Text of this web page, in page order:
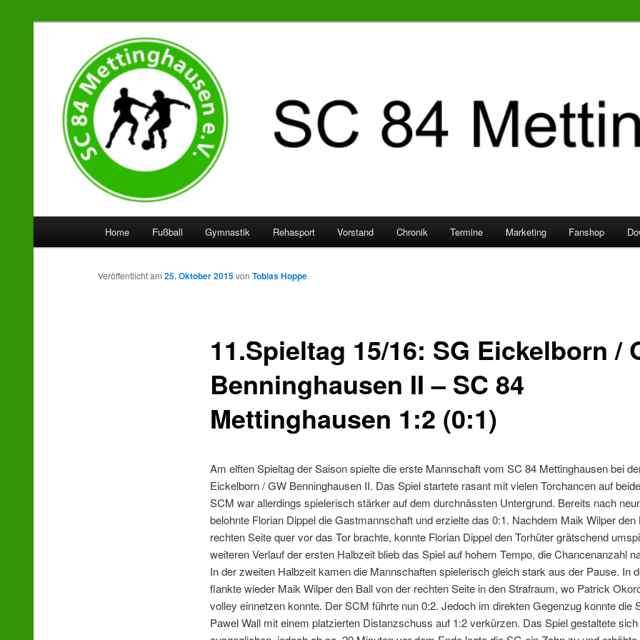
SC 84 Mettinghausen
Zum
Inhalt
Zum
sekundären
Home Fußball Gymnastik Rehasport Vorstand Chronik Termine Marketing Fanshop
11.Spieltag 15/16: SG Eickelborn /
Benninghausen II – SC 84
Mettinghausen 1:2 (0:1)
Veröffentlicht am25. Oktober 2015vonTobias Hoppe
Am elften Spieltag der Saison spielte die erste Mannschaft vom SC 84 Mettinghausen bei
Eickelborn / GW Benninghausen II. Das Spiel startete rasant mit vielen Torchancen auf
SCM war allerdings spielerisch stärker auf dem durchnässten Untergrund. Bereits nach
belohnte Florian Dippel die Gastmannschaft und erzielte das 0:1. Nachdem Maik Wilper den
rechten Seite quer vor das Tor brachte, konnte Florian Dippel den Torhüter grätschend
weiteren Verlauf der ersten Halbzeit blieb das Spiel auf hohem Tempo, die Chancenanzahl
In der zweiten Halbzeit kamen die Mannschaften spielerisch gleich stark aus der Pause. In
flankte wieder Maik Wilper den Ball von der rechten Seite in den Strafraum, wo Patrick
volley einnetzen konnte. Der SCM führte nun 0:2. Jedoch im direkten Gegenzug konnte die
Pawel Wall mit einem platzierten Distanzschuss auf 1:2 verkürzen. Das Spiel gestaltete